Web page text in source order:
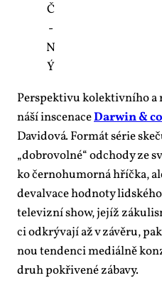
Č
­
N
Ý
Per­spek­ti­vu ko­lek­tiv­ní­ho
ná­ší in­sce­na­ceDarwin &
Da­vi­do­vá. For­mát sé­rie
„dob­ro­vol­né“ od­cho­dy ze
ko čer­no­hu­mor­ná hříč­ka,
de­val­va­ce hod­no­ty
te­le­viz­ní show, je­jíž
ci od­krý­va­jí až v zá­vě­ru,
nou ten­den­ci me­di­ál­ně
druh po­kři­ve­né zá­ba­vy.